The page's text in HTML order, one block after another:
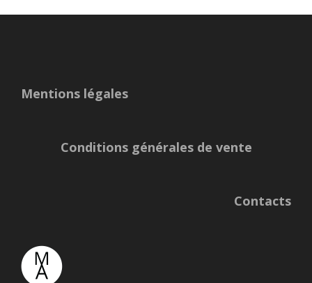
Mentions légales
Conditions générales de vente
Contacts